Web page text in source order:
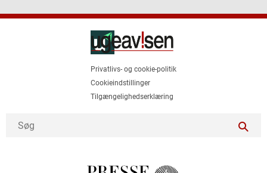
Privatlivs- og cookie-politik
Cookieindstillinger
Tilgængelighedserklæring